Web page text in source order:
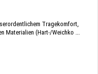
Tragekomfort,
Materialien (Hart-/Weichko ...